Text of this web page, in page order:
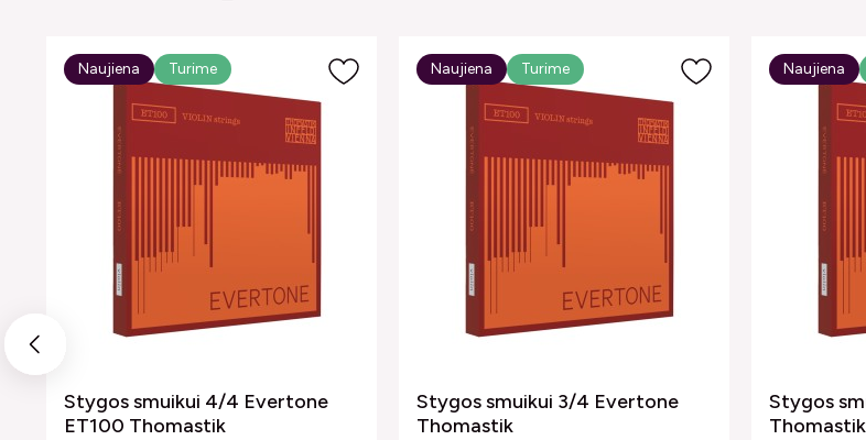
Previous
Naujiena Turime
Stygos smuikui 4/4 Evertone
ET100 Thomastik
Naujiena Turime
Stygos smuikui 3/4 Evertone
Thomastik
Naujiena
Stygos
Thomastik